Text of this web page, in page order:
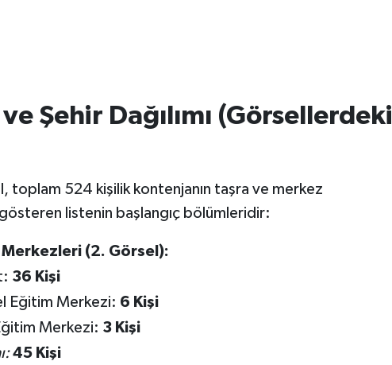
Şehir Dağılımı (Görsellerdeki
toplam 524 kişilik kontenjanın taşra ve merkez
gösteren listenin başlangıç bölümleridir:
(2. Görsel):
36 Kişi
Eğitim Merkezi: 6 Kişi
Merkezi: 3 Kişi
45 Kişi